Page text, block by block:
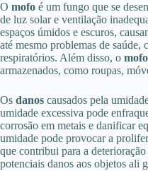
O mofo é um fungo que se
de luz solar e ventilação
espaços úmidos e escuros,
até mesmo problemas de saúde,
respiratórios. Além disso, o mofo
armazenados, como roupas,
Os danos causados pela
umidade excessiva pode
corrosão em metais e danificar
umidade pode provocar a
que contribui para a
potenciais danos aos objetos ali